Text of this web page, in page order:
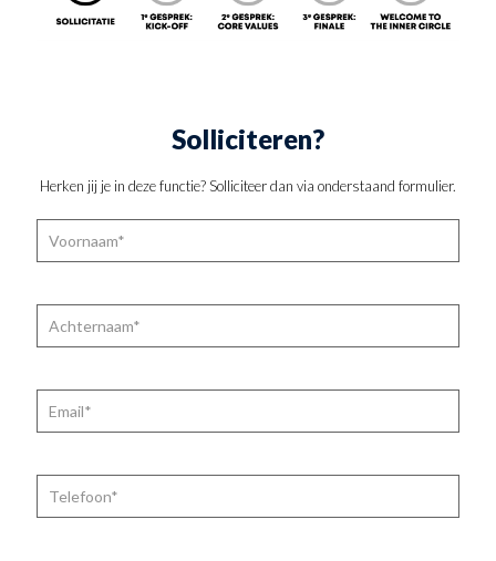
Solliciteren?
Herken jij je in deze functie? Solliciteer dan via onderstaand formulier.